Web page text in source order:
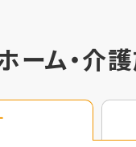
ーム・介